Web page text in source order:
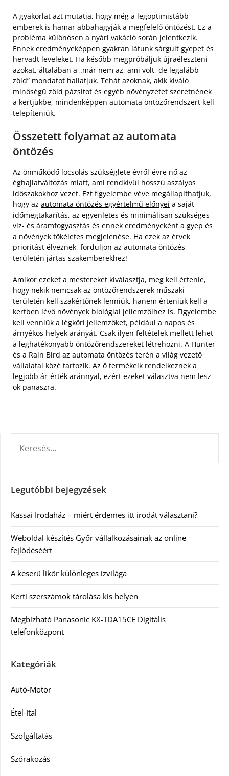
A gyakorlat azt mutatja, hogy még a legoptimistább
emberek is hamar abbahagyják a megfelelő öntözést. Ez a
probléma különösen a nyári vakáció során jelentkezik.
Ennek eredményeképpen gyakran látunk sárgult gyepet és
hervadt leveleket. Ha később megpróbáljuk újraéleszteni
azokat, általában a „már nem az, ami volt, de legalább
zöld” mondatot hallatjuk. Tehát azoknak, akik kiváló
minőségű zöld pázsitot és egyéb növényzetet szeretnének
a kertjükbe, mindenképpen automata öntözőrendszert kell
telepíteniük.
Összetett folyamat az automata
öntözés
Az önműködő locsolás szükséglete évről-évre nő az
éghajlatváltozás miatt, ami rendkívül hosszú aszályos
időszakokhoz vezet. Ezt figyelembe véve megállapíthatjuk,
hogy az automata öntözés egyértelmű előnyei a saját
időmegtakarítás, az egyenletes és minimálisan szükséges
víz- és áramfogyasztás és ennek eredményeként a gyep és
a növények tökéletes megjelenése. Ha ezek az érvek
prioritást élveznek, forduljon az automata öntözés
területén jártas szakemberekhez!
Amikor ezeket a mestereket kiválasztja, meg kell értenie,
hogy nekik nemcsak az öntözőrendszerek műszaki
területén kell szakértőnek lenniük, hanem érteniük kell a
kertben lévő növények biológiai jellemzőihez is. Figyelembe
kell venniük a légköri jellemzőket, például a napos és
árnyékos helyek arányát. Csak ilyen feltételek mellett lehet
a leghatékonyabb öntözőrendszereket létrehozni. A Hunter
és a Rain Bird az automata öntözés terén a világ vezető
vállalatai közé tartozik. Az ő termékeik rendelkeznek a
legjobb ár-érték aránnyal, ezért ezeket választva nem lesz
ok panaszra.
Legutóbbi bejegyzések
Kassai Irodaház – miért érdemes itt irodát választani?
Weboldal készítés Győr vállalkozásainak az online
fejlődéséért
A keserű likőr különleges ízvilága
Kerti szerszámok tárolása kis helyen
Megbízható Panasonic KX-TDA15CE Digitális
telefonközpont
Kategóriák
Autó-Motor
Étel-Ital
Szolgáltatás
Szórakozás